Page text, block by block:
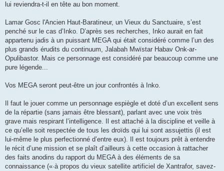
lui reviendra-t-il en tête au bon moment.
Lamar Gosc l'Ancien Haut-Baratineur, un Vieux du Sanctuaire, s’est
penché sur le cas d’Inko. D’après ses recherches, Inko aurait en fait
appartenu jadis à un puissant MEGA qui était considéré comme l’un des
plus grands érudits du continuum, Jalabah Mwïstar Habav Onk-ar-
Opulibastor. Mais ce personnage est considéré par beaucoup comme une
pure légende...
Vos MEGA seront peut-être un jour confrontés à Inko.
Il faut le jouer comme un personnage espiègle et doté d’un excellent sens
de la répartie (sans jamais être blessant), parlant avec une voix très
grave mais respirant l’intelligence. Il est attaché à la discipline et veille à
ce qu’elle soit respectée de tous les droïds qui lui sont assujettis (il est
lui-même le plus perfectionné d’entre eux). Il est toujours prêt à entendre
le récit d’une mission et se plaît d’ailleurs à cette occasion à rattacher
des faits anodins du rapport du MEGA à des éléments de sa
connaissance («·à propos du vieux satellite artificiel de Xantrafor, savez-